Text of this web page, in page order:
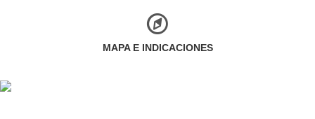
MAPA E INDICACIONES